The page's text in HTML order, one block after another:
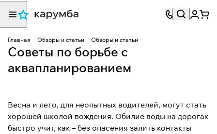
Главная Обзоры и статьи Обзоры и статьи
Советы по борьбе с
аквапланированием
Весна и лето, для неопытных водителей, могут стать
хорошей школой вождения. Обилие воды на дорогах
быстро учит, как – без опасения залить контакты